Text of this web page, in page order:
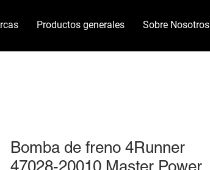
Productos generales Sobre Nosotros
Bomba de freno 4Runner
47028-20010 Master Power